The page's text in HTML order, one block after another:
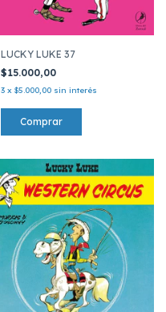
LUCKY LUKE 37
$15.000,00
3 x $5.000,00 sin interés